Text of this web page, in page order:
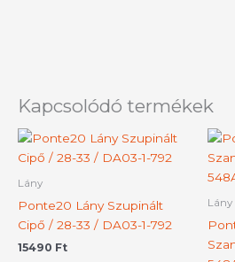
Kapcsolódó termékek
Lány
Ponte20 Lány Szupinált
Cipő / 28-33 / DA03-1-792
15490 Ft
Ennek
a
terméknek
Lány